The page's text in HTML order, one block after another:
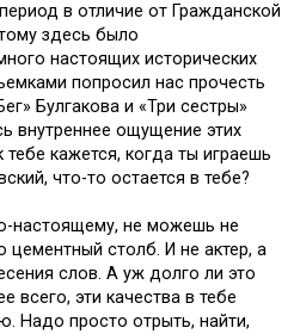
в отличие от Гражданской
здесь было
настоящих исторических
попросил нас прочесть
Булгакова и «Три сестры»
внутреннее ощущение этих
кажется, когда ты играешь
что-то остается в тебе?
настоящему, не можешь не
цементный столб. И не актер, а
слов. А уж долго ли это
всего, эти качества в тебе
Надо просто отрыть, найти,